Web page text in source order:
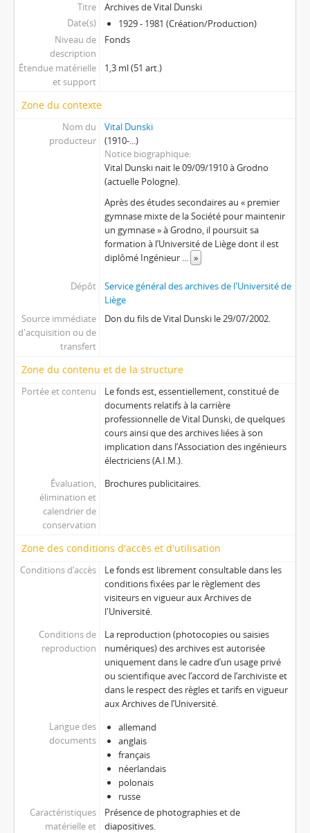
Titre
Archives de Vital Dunski
Date(s)
1929 - 1981 (Création/Production)
Niveau de
description
Fonds
Étendue matérielle
et support
1,3 ml (51 art.)
Zone du contexte
Nom du
producteur
Vital Dunski
(1910-...)
Notice biographique
Vital Dunski nait le 09/09/1910 à Grodno
(actuelle Pologne).
Après des études secondaires au « premier
gymnase mixte de la Société pour maintenir
un gymnase » à Grodno, il poursuit sa
formation à l’Université de Liège dont il est
diplômé Ingénieur ... »
Dépôt
Service général des archives de l'Université de
Liège
Source immédiate
d'acquisition ou de
transfert
Don du fils de Vital Dunski le 29/07/2002.
Zone du contenu et de la structure
Portée et contenu
Le fonds est, essentiellement, constitué de
documents relatifs à la carrière
professionnelle de Vital Dunski, de quelques
cours ainsi que des archives liées à son
implication dans l’Association des ingénieurs
électriciens (A.I.M.).
Évaluation,
élimination et
calendrier de
conservation
Brochures publicitaires.
Zone des conditions d'accès et d'utilisation
Conditions d’accès
Le fonds est librement consultable dans les
conditions fixées par le règlement des
visiteurs en vigueur aux Archives de
l'Université.
Conditions de
reproduction
La reproduction (photocopies ou saisies
numériques) des archives est autorisée
uniquement dans le cadre d’un usage privé
ou scientifique avec l’accord de l’archiviste et
dans le respect des règles et tarifs en vigueur
aux Archives de l’Université.
Langue des
documents
allemand
anglais
français
néerlandais
polonais
russe
Caractéristiques
matérielle et
Présence de photographies et de
diapositives.